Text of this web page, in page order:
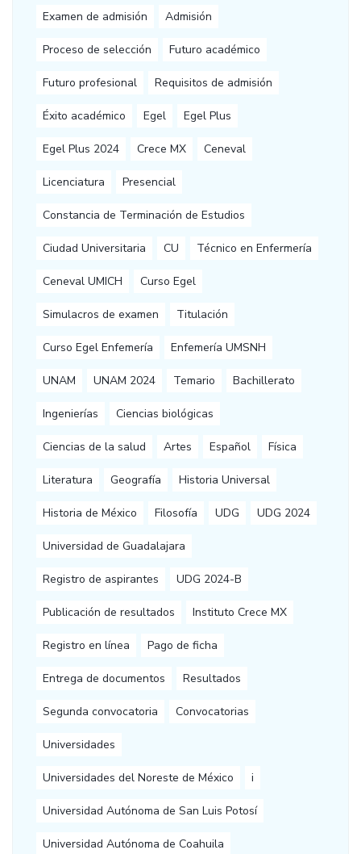
Examen de admisión Admisión
Proceso de selección Futuro académico
Futuro profesional Requisitos de admisión
Éxito académico Egel Egel Plus
Egel Plus 2024 Crece MX Ceneval
Licenciatura Presencial
Constancia de Terminación de Estudios
Ciudad Universitaria CU Técnico en Enfermería
Ceneval UMICH Curso Egel
Simulacros de examen Titulación
Curso Egel Enfemería Enfemería UMSNH
UNAM UNAM 2024 Temario Bachillerato
Ingenierías Ciencias biológicas
Ciencias de la salud Artes Español Física
Literatura Geografía Historia Universal
Historia de México Filosofía UDG UDG 2024
Universidad de Guadalajara
Registro de aspirantes UDG 2024-B
Publicación de resultados Instituto Crece MX
Registro en línea Pago de ficha
Entrega de documentos Resultados
Segunda convocatoria Convocatorias
Universidades
Universidades del Noreste de México i
Universidad Autónoma de San Luis Potosí
Universidad Autónoma de Coahuila